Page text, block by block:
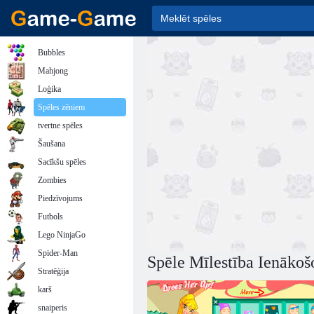
Spēle Mīlestība
Bubbles
Mahjong
Loģika
Spēles zēniem
tvertne spēles
Šaušana
Sacīkšu spēles
Zombies
Piedzīvojums
Futbols
Lego NinjaGo
Spider-Man
Stratēģija
karš
snaiperis